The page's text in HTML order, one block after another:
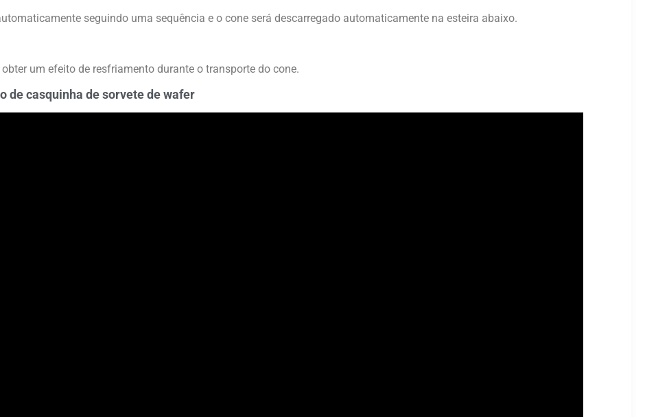
seguindo uma sequência e o cone será descarregado automaticamente na esteira abaixo.
um efeito de resfriamento durante o transporte do cone.
de casquinha de sorvete de wafer